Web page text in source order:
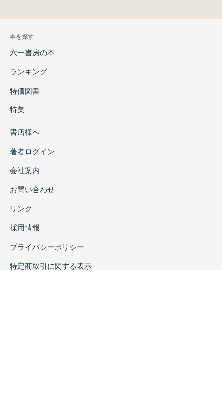
本を探す
六一書房の本
ランキング
特価図書
特集
書店様へ
著者ログイン
会社案内
お問い合わせ
リンク
採用情報
プライバシーポリシー
特定商取引に関する表示